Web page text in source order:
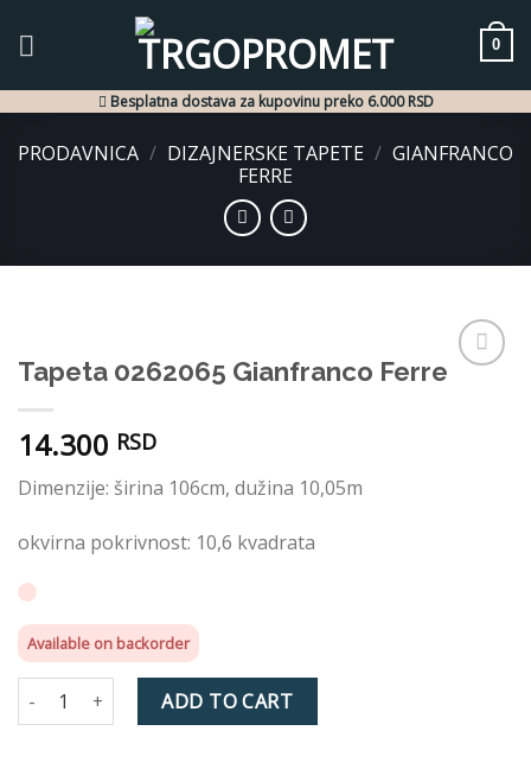
0
Besplatna dostava za kupovinu preko 6.000 RSD
PRODAVNICA / DIZAJNERSKE TAPETE / GIANFRANCO
FERRE
Tapeta 0262065 Gianfranco Ferre
14.300 RSD
Dimenzije: širina 106cm, dužina 10,05m
okvirna pokrivnost: 10,6 kvadrata
Available on backorder
Tapeta 0262065 Gianfranco Ferre quantity
ADD TO CART